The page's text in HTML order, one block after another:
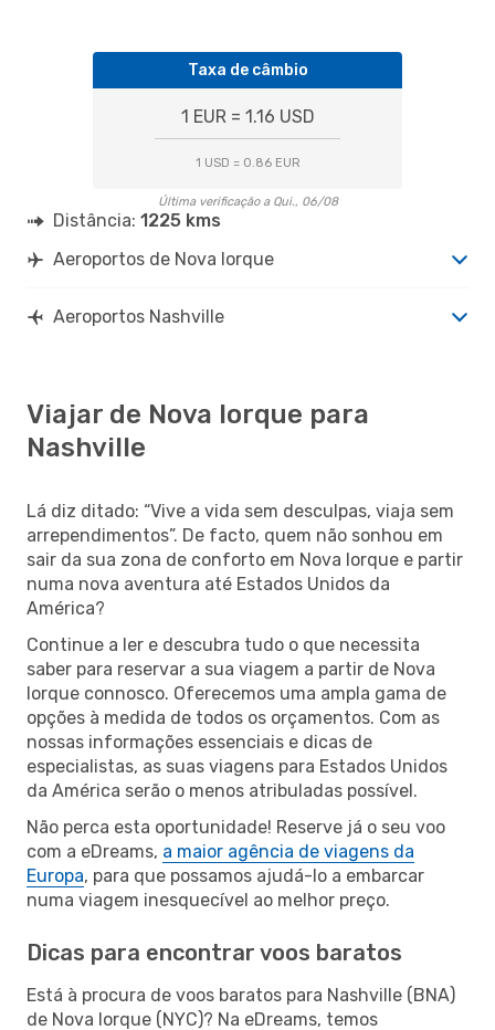
Taxa de câmbio
1 EUR = 1.16 USD
1 USD = 0.86 EUR
Última verificação a Qui., 06/08
Distância: 1225 kms
Aeroportos de Nova Iorque
Aeroportos Nashville
Viajar de Nova Iorque para
Nashville
Lá diz ditado: “Vive a vida sem desculpas, viaja sem
arrependimentos”. De facto, quem não sonhou em
sair da sua zona de conforto em Nova Iorque e partir
numa nova aventura até Estados Unidos da
América?
Continue a ler e descubra tudo o que necessita
saber para reservar a sua viagem a partir de Nova
Iorque connosco. Oferecemos uma ampla gama de
opções à medida de todos os orçamentos. Com as
nossas informações essenciais e dicas de
especialistas, as suas viagens para Estados Unidos
da América serão o menos atribuladas possível.
Não perca esta oportunidade! Reserve já o seu voo
com a eDreams, a maior agência de viagens da
Europa, para que possamos ajudá-lo a embarcar
numa viagem inesquecível ao melhor preço.
Dicas para encontrar voos baratos
Está à procura de voos baratos para Nashville (BNA)
de Nova Iorque (NYC)? Na eDreams, temos